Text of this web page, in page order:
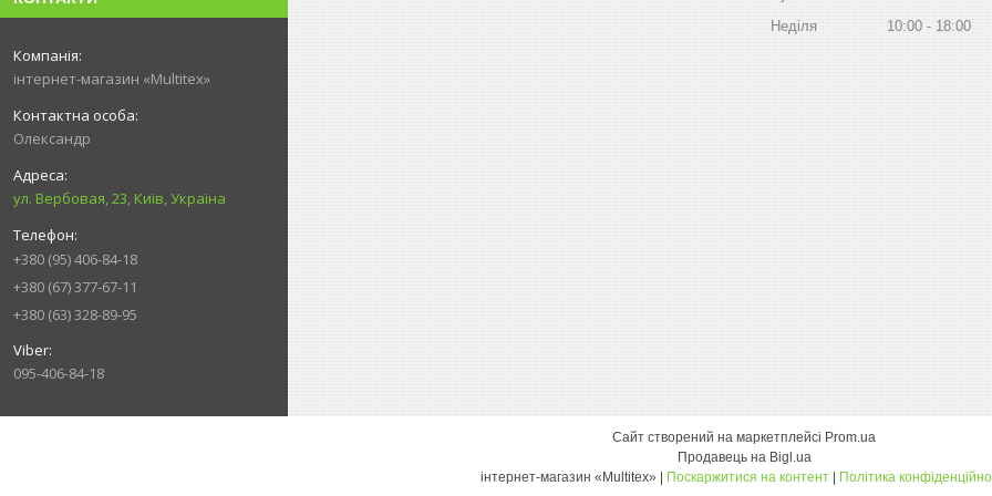
інтернет-магазин «Multitex»
Олександр
ул. Вербовая, 23, Київ, Україна
+380 (95) 406-84-18
+380 (67) 377-67-11
+380 (63) 328-89-95
095-406-84-18
Неділя
10:00 18:00
Сайт створений на маркетплейсі Prom.ua
Продавець на Bigl.ua
Поскаржитися на контент Політика